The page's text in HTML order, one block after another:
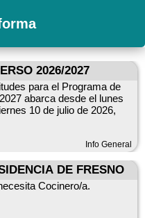
2026/2027
para el Programa de
abarca desde el lunes
10 de julio de 2026,
el ayuntamiento. (MªInfo General
DE FRESNO
Cocinero/a.